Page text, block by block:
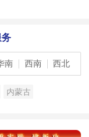
南 西南 西北
内蒙古